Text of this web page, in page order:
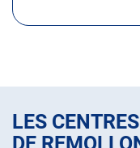
LES